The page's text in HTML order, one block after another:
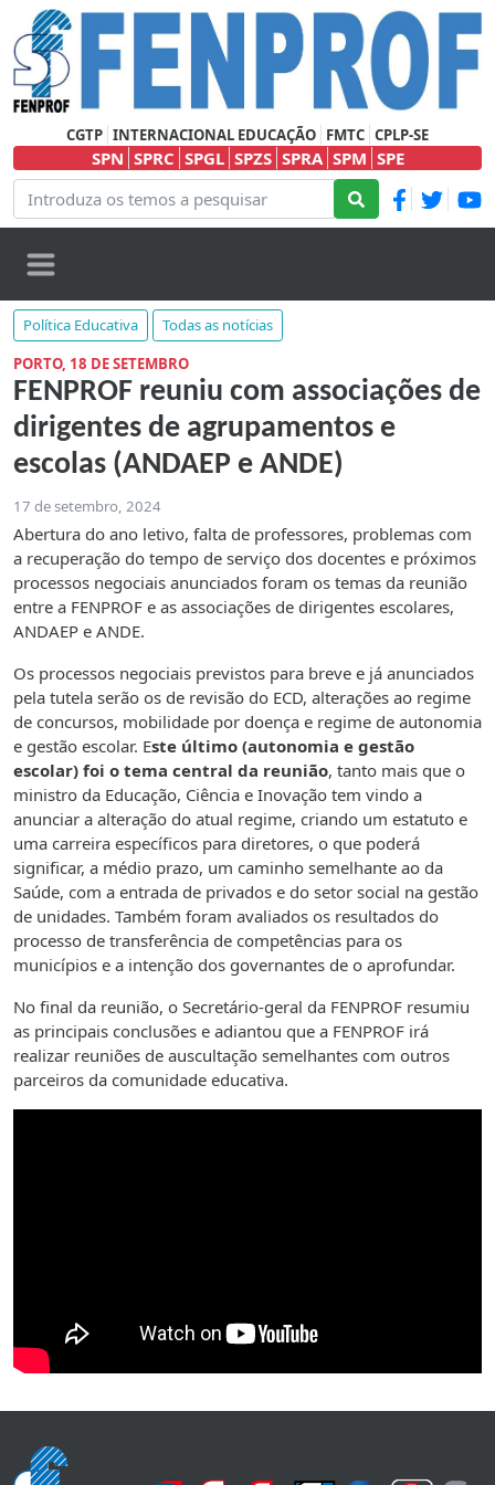
CGTP INTERNACIONAL EDUCAÇÃO FMTC CPLP-SE
SPN SPRC SPGL SPZS SPRA SPM SPE
Política Educativa
Todas as notícias
PORTO, 18 DE SETEMBRO
FENPROF reuniu com associações de
dirigentes de agrupamentos e
escolas (ANDAEP e ANDE)
17 de setembro, 2024
Abertura do ano letivo, falta de professores, problemas com
a recuperação do tempo de serviço dos docentes e próximos
processos negociais anunciados foram os temas da reunião
entre a FENPROF e as associações de dirigentes escolares,
ANDAEP e ANDE.
Os processos negociais previstos para breve e já anunciados
pela tutela serão os de revisão do ECD, alterações ao regime
de concursos, mobilidade por doença e regime de autonomia
e gestão escolar. Este último (autonomia e gestão
escolar) foi o tema central da reunião, tanto mais que o
ministro da Educação, Ciência e Inovação tem vindo a
anunciar a alteração do atual regime, criando um estatuto e
uma carreira específicos para diretores, o que poderá
significar, a médio prazo, um caminho semelhante ao da
Saúde, com a entrada de privados e do setor social na gestão
de unidades. Também foram avaliados os resultados do
processo de transferência de competências para os
municípios e a intenção dos governantes de o aprofundar.
No final da reunião, o Secretário-geral da FENPROF resumiu
as principais conclusões e adiantou que a FENPROF irá
realizar reuniões de auscultação semelhantes com outros
parceiros da comunidade educativa.